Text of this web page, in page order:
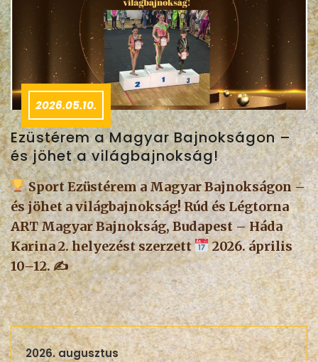
2026.05.10.
Ezüstérem a Magyar Bajnokságon –
és jöhet a világbajnokság!
Sport Ezüstérem a Magyar Bajnokságon –
és jöhet a világbajnokság! Rúd és Légtorna
ART Magyar Bajnokság, Budapest – Háda
Karina 2. helyezést szerzett
2026. április
10–12. ✍
2026. augusztus